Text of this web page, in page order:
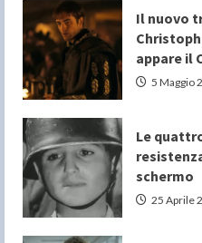
Il nuovo
appare il
5 Maggio
Le
schermo
25 Aprile